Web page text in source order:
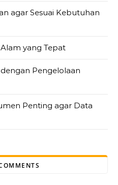
agar Sesuai Kebutuhan
yang Tepat
Pengelolaan
Penting agar Data